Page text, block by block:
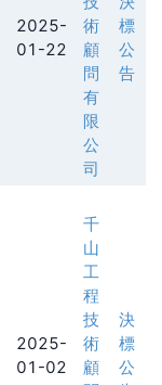
2025-
01-22
術
顧
問
有
限
公
司
標
公
告
2025-
01-02
千
山
工
程
技
術
顧
決
標
公